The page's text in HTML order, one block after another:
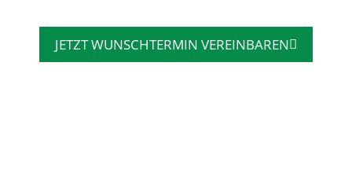
JETZT WUNSCHTERMIN VEREINBAREN